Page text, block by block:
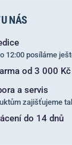
NÁS
12:00 posíláme
od 3 000 Kč
a servis
zajišťujeme
do 14 dnů